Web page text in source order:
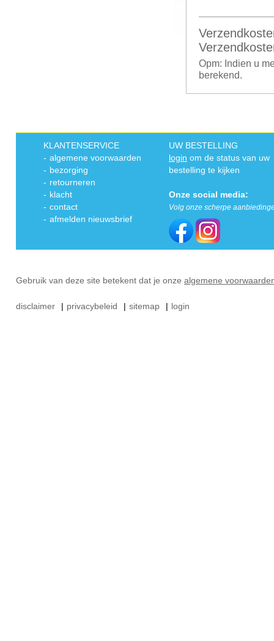
Opm: Indien u
berekend.
KLANTENSERVICE
- algemene voorwaarden
- bezorging
- retourneren
- klacht
- contact
- afmelden nieuwsbrief
UW BESTELLING
login om de status van uw
bestelling te kijken
Onze social media:
Volg onze scherpe
Gebruik van deze site betekent dat je onze algemene
disclaimer | privacybeleid | sitemap | login